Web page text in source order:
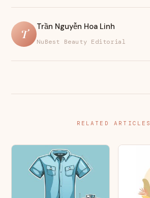
T
Trần Nguyễn Hoa Linh
NuBest Beauty Editorial
RELATED ARTICLES